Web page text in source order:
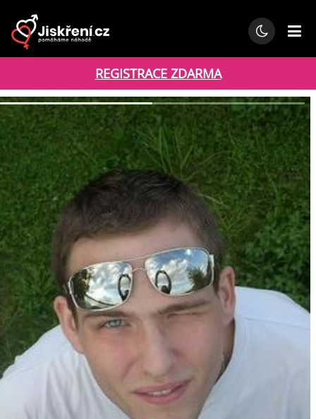
REGISTRACE ZDARMA